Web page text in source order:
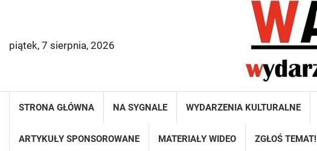
piątek, 7 sierpnia, 2026
STRONA GŁÓWNA NA SYGNALE WYDARZENIA KULTURALNE
ARTYKUŁY SPONSOROWANE MATERIAŁY WIDEO ZGŁOŚ TEMAT!